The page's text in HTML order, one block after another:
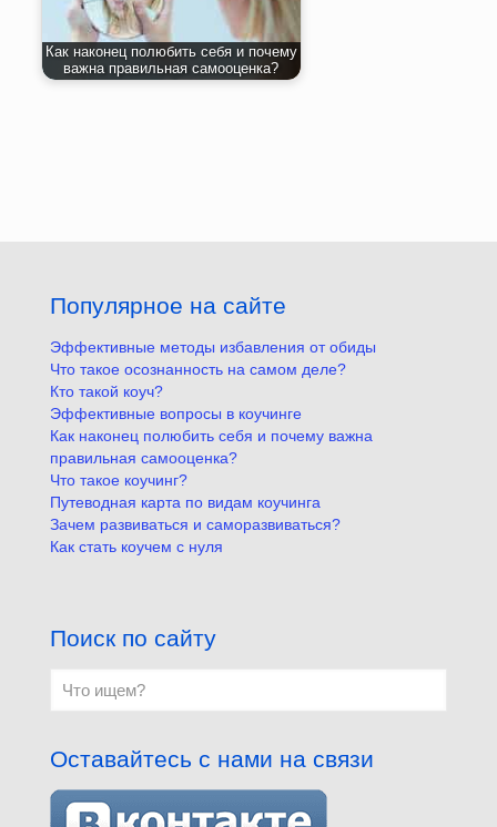
Как наконец полюбить себя и почему
важна правильная самооценка?
Популярное на сайте
Эффективные методы избавления от обиды
Что такое осознанность на самом деле?
Кто такой коуч?
Эффективные вопросы в коучинге
Как наконец полюбить себя и почему важна
правильная самооценка?
Что такое коучинг?
Путеводная карта по видам коучинга
Зачем развиваться и саморазвиваться?
Как стать коучем с нуля
Поиск по сайту
Оставайтесь с нами на связи